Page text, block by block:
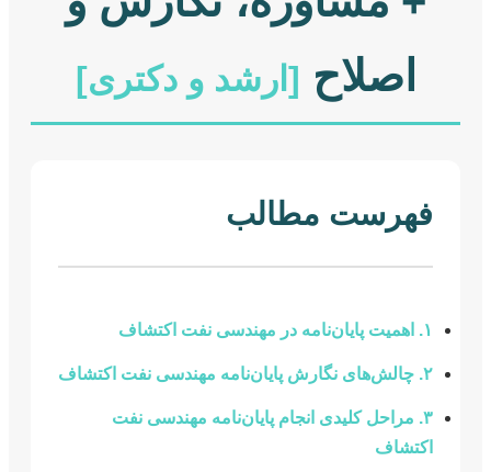
اصلاح [ارشد و دکتری]
فهرست مطالب
۱. اهمیت پایان‌نامه در مهندسی نفت اکتشاف
۲. چالش‌های نگارش پایان‌نامه مهندسی نفت اکتشاف
۳. مراحل کلیدی انجام پایان‌نامه مهندسی نفت
اکتشاف